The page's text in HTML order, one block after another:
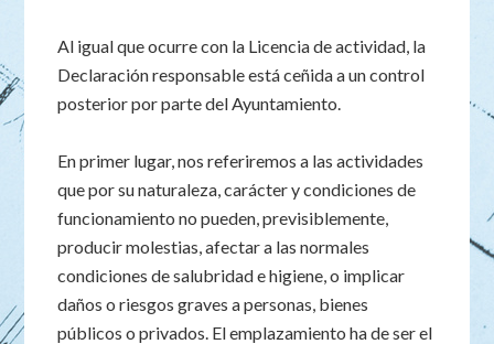
Al igual que ocurre con la Licencia de actividad, la
Declaración responsable está ceñida a un control
posterior por parte del Ayuntamiento.
En primer lugar, nos referiremos a las actividades
que por su naturaleza, carácter y condiciones de
funcionamiento no pueden, previsiblemente,
producir molestias, afectar a las normales
condiciones de salubridad e higiene, o implicar
daños o riesgos graves a personas, bienes
públicos o privados. El emplazamiento ha de ser el